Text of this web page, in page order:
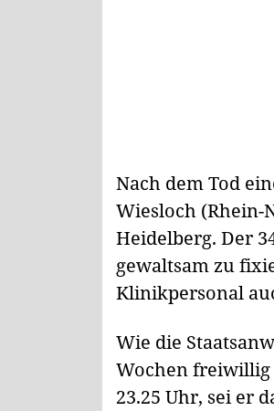
Nach dem Tod
Wiesloch (Rhein-
Heidelberg. Der
gewaltsam zu
Klinikpersonal
Wie die
Wochen freiwillig
23.25 Uhr, sei er